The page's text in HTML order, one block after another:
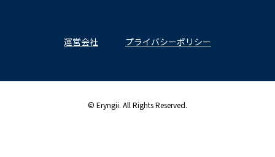
運営会社 プライバシーポリシー
© Eryngii. All Rights Reserved.